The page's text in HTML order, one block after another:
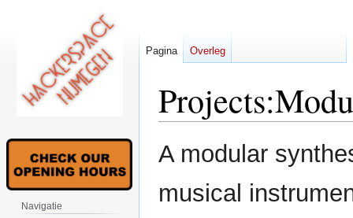
Naar
navigatie
Naar
zoeken
A modular
musical
Pagina Overleg
Navigatie